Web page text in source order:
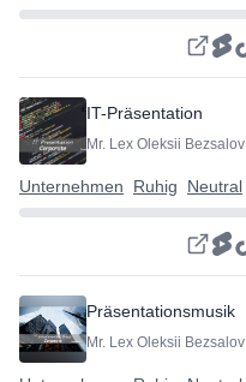
IT-Präsentation
Mr. Lex Oleksii Bezsalov
Unternehmen Ruhig Neutral
Präsentationsmusik
Mr. Lex Oleksii Bezsalov